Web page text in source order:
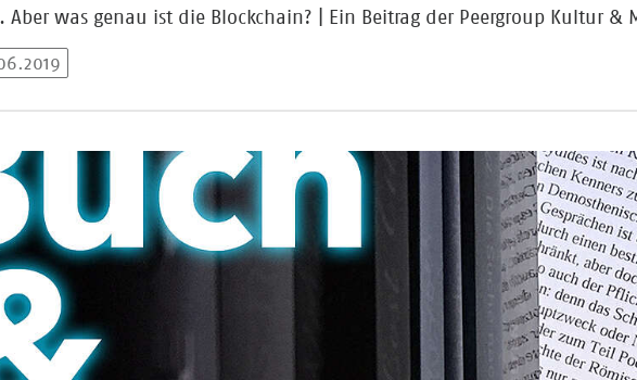
was genau ist die Blockchain? | Ein Beitrag der Peergroup Kultur &